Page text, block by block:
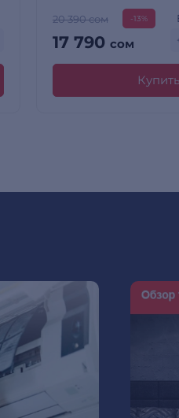
20 390 сом -13%
17 790 сом
Купить